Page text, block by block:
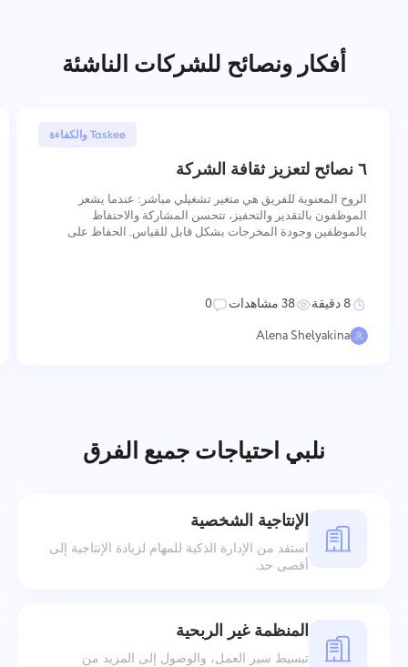
أفكار ونصائح للشركات الناشئة
Taskee والكفاءة
30 يناير, 2026
٦ نصائح لتعزيز ثقافة الشركة
الروح المعنوية للفريق هي متغير تشغيلي مباشر: عندما يشعر
الموظفون بالتقدير والتحفيز، تتحسن المشاركة والاحتفاظ
بالموظفين وجودة المخرجات بشكل قابل للقياس. الحفاظ على
8 دقيقة 38 مشاهدات
0
Alena Shelyakina
نلبي احتياجات جميع الفرق
الإنتاجية الشخصية
استفد من الإدارة الذكية للمهام لزيادة الإنتاجية إلى
أقصى حد.
المنظمة غير الربحية
تبسيط سير العمل، والوصول إلى المزيد من